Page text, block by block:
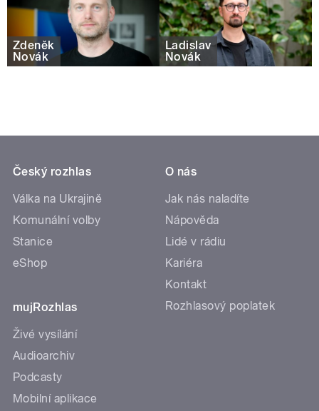
Zdeněk
Novák
Ladislav
Novák
Český rozhlas
Válka na Ukrajině
Komunální volby
Stanice
eShop
mujRozhlas
Živé vysílání
Audioarchiv
Podcasty
Mobilní aplikace
O nás
Jak nás naladíte
Nápověda
Lidé v rádiu
Kariéra
Kontakt
Rozhlasový poplatek